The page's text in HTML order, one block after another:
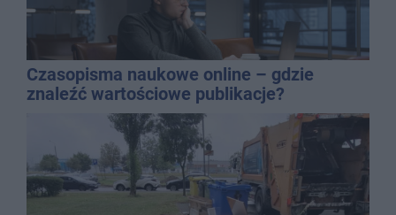
Czasopisma naukowe online – gdzie
znaleźć wartościowe publikacje?